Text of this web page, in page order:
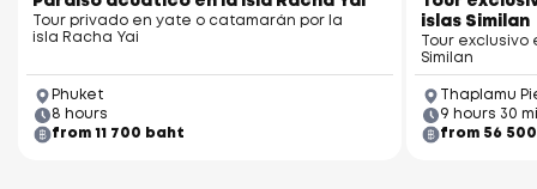
Tour privado en yate o catamarán por la
isla Racha Yai
Phuket
8 hours
from 11 700 baht
islas Similan
Tour
Similan
Thaplamu
9 hours 30
from 56